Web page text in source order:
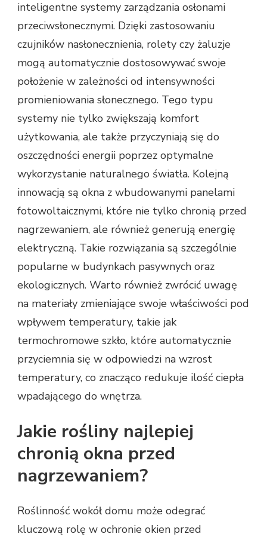
inteligentne systemy zarządzania osłonami
przeciwsłonecznymi. Dzięki zastosowaniu
czujników nasłonecznienia, rolety czy żaluzje
mogą automatycznie dostosowywać swoje
położenie w zależności od intensywności
promieniowania słonecznego. Tego typu
systemy nie tylko zwiększają komfort
użytkowania, ale także przyczyniają się do
oszczędności energii poprzez optymalne
wykorzystanie naturalnego światła. Kolejną
innowacją są okna z wbudowanymi panelami
fotowoltaicznymi, które nie tylko chronią przed
nagrzewaniem, ale również generują energię
elektryczną. Takie rozwiązania są szczególnie
popularne w budynkach pasywnych oraz
ekologicznych. Warto również zwrócić uwagę
na materiały zmieniające swoje właściwości pod
wpływem temperatury, takie jak
termochromowe szkło, które automatycznie
przyciemnia się w odpowiedzi na wzrost
temperatury, co znacząco redukuje ilość ciepła
wpadającego do wnętrza.
Jakie rośliny najlepiej
chronią okna przed
nagrzewaniem?
Roślinność wokół domu może odegrać
kluczową rolę w ochronie okien przed